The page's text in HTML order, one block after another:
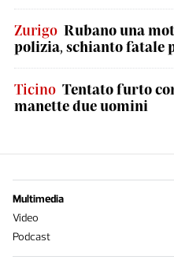
Zurigo Rubano una
polizia, schianto fatale
Ticino Tentato furto
manette due uomini
Multimedia
Video
Podcast